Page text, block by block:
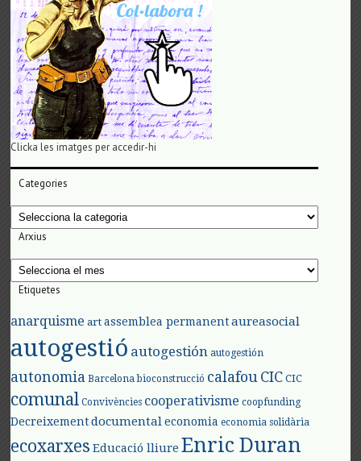
Clicka les imatges per accedir-hi
Categories
Categories
Arxius
Arxius
Etiquetes
anarquisme art assemblea permanent aureasocial
autogestió autogestión autogestión
autonomia Barcelona bioconstrucció calafouCIC CIC
comunal Convivències cooperativisme coopfunding
Decreixement documental economia economia solidària
ecoxarxes Educació lliure Enric Duran